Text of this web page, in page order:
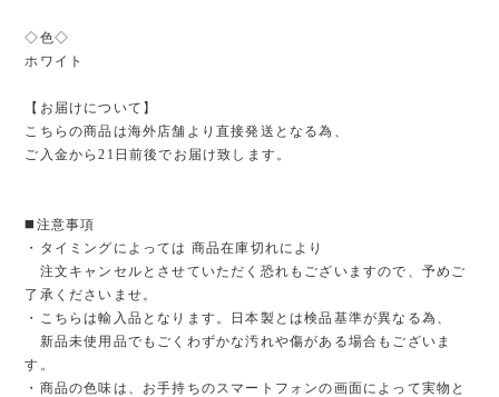
◇色◇
ホワイト
【お届けについて】
こちらの商品は海外店舗より直接発送となる為、
ご入金から21日前後でお届け致します。
◼️注意事項
・タイミングによっては 商品在庫切れにより
注文キャンセルとさせていただく恐れもございますので、予めご
了承くださいませ。
・こちらは輸入品となります。日本製とは検品基準が異なる為、
新品未使用品でもごくわずかな汚れや傷がある場合もございま
す。
・商品の色味は、お手持ちのスマートフォンの画面によって実物と